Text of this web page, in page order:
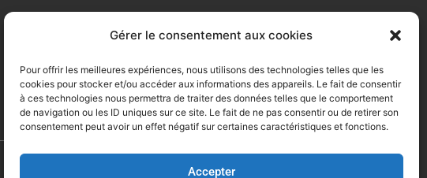
Gérer le consentement aux cookies
Pour offrir les meilleures expériences, nous utilisons des technologies telles que les
cookies pour stocker et/ou accéder aux informations des appareils. Le fait de consentir
à ces technologies nous permettra de traiter des données telles que le comportement
de navigation ou les ID uniques sur ce site. Le fait de ne pas consentir ou de retirer son
consentement peut avoir un effet négatif sur certaines caractéristiques et fonctions.
Accepter
F
c
b
o
o
k
-
f
I
s
a
g
r
a
m